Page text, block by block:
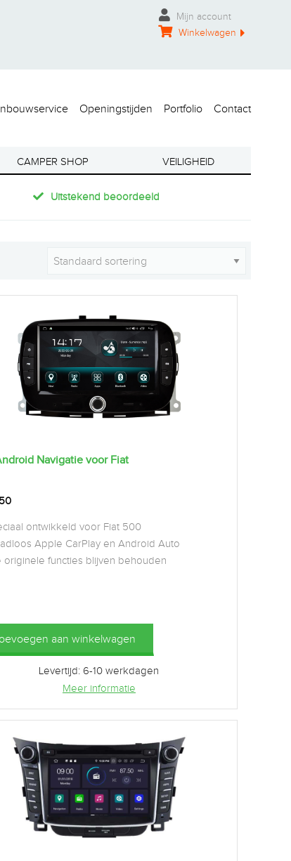
Mijn account
Winkelwagen
Openingstijden Portfolio Contact
CAMPER SHOP VEILIGHEID
Uitstekend beoordeeld
Navigatie voor Fiat
ontwikkeld voor Fiat 500
Apple CarPlay en Android Auto
originele functies blijven behouden
aan winkelwagen
Levertijd: 6-10 werkdagen
Meer informatie